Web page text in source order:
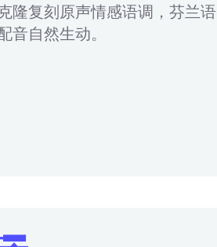
隆复刻原声情感语调，芬兰语
音自然生动。